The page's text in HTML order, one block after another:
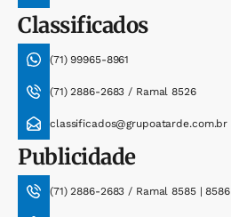
Classificados
(71) 99965-8961
(71) 2886-2683 / Ramal 8526
classificados@grupoatarde.com.br
Publicidade
(71) 2886-2683 / Ramal 8585 | 8586